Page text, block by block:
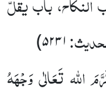
۵۲۳۱)
اللہ تَعَالٰی وَجْہَہُ